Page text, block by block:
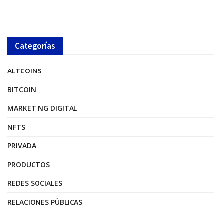
Categorías
ALTCOINS
BITCOIN
MARKETING DIGITAL
NFTS
PRIVADA
PRODUCTOS
REDES SOCIALES
RELACIONES PÙBLICAS